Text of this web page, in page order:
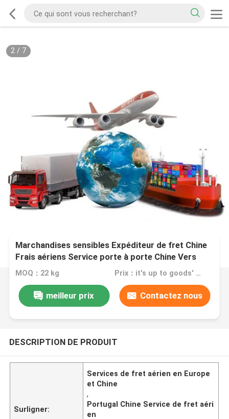
2/ 7
Marchandises sensibles Expéditeur de fret Chine
Frais aériens Service porte à porte Chine Vers
l'Espagne Portugal Hongrie Europe Dans le monde
MOQ：22 kg Prix：it's up to goods' weight
meilleur prix Contactez nous
DESCRIPTION DE PRODUIT
Surligner:
Services de fret aérien en Europe
et Chine
,
Portugal Chine Service de fret aéri
en